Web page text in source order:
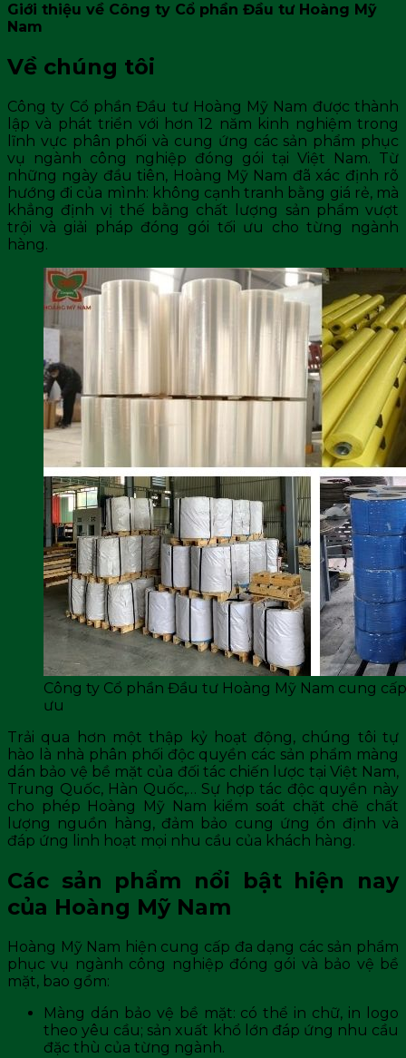
Giới thiệu về Công ty Cổ phần Đầu tư Hoàng Mỹ
Nam
Về chúng tôi
Công ty Cổ phần Đầu tư Hoàng Mỹ Nam được thành
lập và phát triển với hơn 12 năm kinh nghiệm trong
lĩnh vực phân phối và cung ứng các sản phẩm phục
vụ ngành công nghiệp đóng gói tại Việt Nam. Từ
những ngày đầu tiên, Hoàng Mỹ Nam đã xác định rõ
hướng đi của mình: không cạnh tranh bằng giá rẻ, mà
khẳng định vị thế bằng chất lượng sản phẩm vượt
trội và giải pháp đóng gói tối ưu cho từng ngành
hàng.
Công ty Cổ phần Đầu tư Hoàng Mỹ Nam cung
ưu
Trải qua hơn một thập kỷ hoạt động, chúng tôi tự
hào là nhà phân phối độc quyền các sản phẩm màng
dán bảo vệ bề mặt của đối tác chiến lược tại Việt Nam,
Trung Quốc, Hàn Quốc,… Sự hợp tác độc quyền này
cho phép Hoàng Mỹ Nam kiểm soát chặt chẽ chất
lượng nguồn hàng, đảm bảo cung ứng ổn định và
đáp ứng linh hoạt mọi nhu cầu của khách hàng.
Các sản phẩm nổi bật hiện nay
của Hoàng Mỹ Nam
Hoàng Mỹ Nam hiện cung cấp đa dạng các sản phẩm
phục vụ ngành công nghiệp đóng gói và bảo vệ bề
mặt, bao gồm:
Màng dán bảo vệ bề mặt: có thể in chữ, in logo
theo yêu cầu; sản xuất khổ lớn đáp ứng nhu cầu
đặc thù của từng ngành.